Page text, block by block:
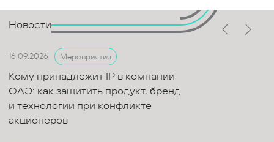
Новости
16.09.2026 Мероприятия
Кому принадлежит IP в компании
ОАЭ: как защитить продукт, бренд
и технологии при конфликте
акционеров